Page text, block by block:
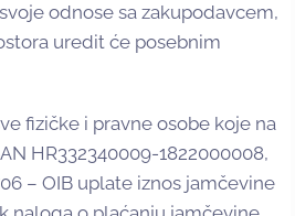
odnose sa zakupodavcem,
uredit će posebnim
fizičke i pravne osobe koje na
HR332340009-1822000008,
– OIB uplate iznos jamčevine